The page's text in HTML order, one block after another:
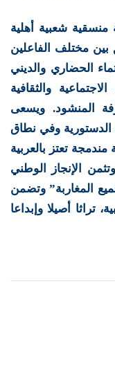
منسقية شعبية أهلية
مختلف الفاعلين
الحضاري والديني
والثقافية
المنشود. ويسعى
الدستورية وفي نطاق
تعتز بالعربية
الإنجاز الوطني
المغاربة” وتضمن
تراثا أصيلا وإبداعا